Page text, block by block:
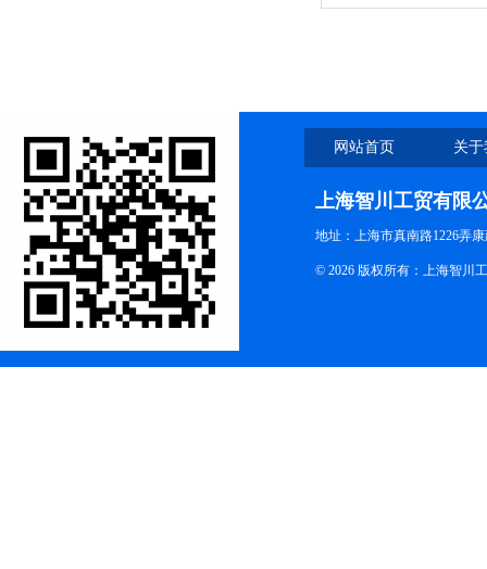
网站首页 关
上海智川工贸有限
地址：上海市真南路1226弄
© 2026 版权所有：上海智川